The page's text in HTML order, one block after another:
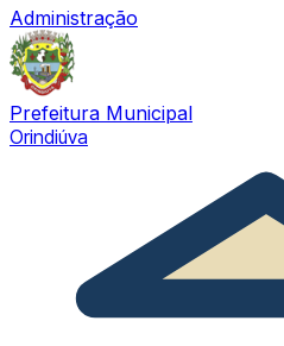
Administração
Prefeitura Municipal
Orindiúva